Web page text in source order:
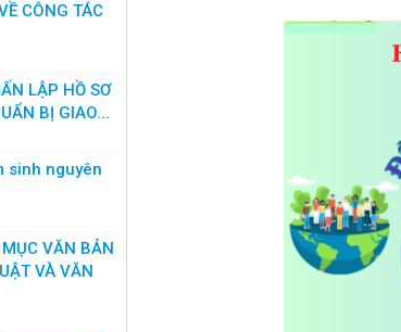
CÔNG TÁC
LẬP HỒ SƠ
BỊ GIAO...
sinh nguyên
VĂN BẢN
VÀ VĂN